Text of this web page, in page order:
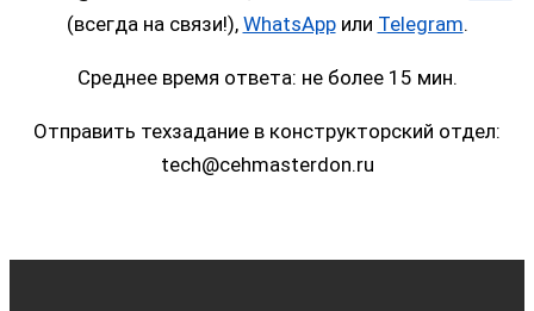
(всегда на связи!), WhatsAppили Telegram.
Среднее время ответа: не более 15 мин.
Отправить техзадание в конструкторский отдел:
tech@cehmasterdon.ru